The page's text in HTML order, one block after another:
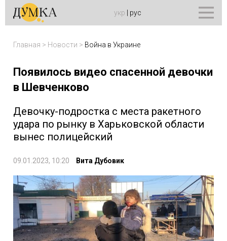
укр рус
Главная > Новости > Война в Украине
Появилось видео спасенной девочки
в Шевченково
Девочку-подростка с места ракетного
удара по рынку в Харьковской области
вынес полицейский
09.01.2023, 10:20 Вита Дубовик